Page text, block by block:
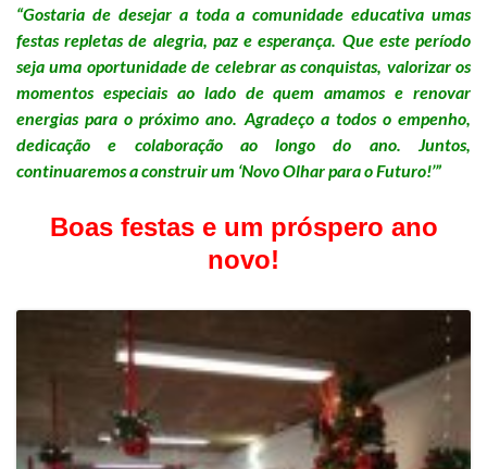
“Gostaria de desejar a toda a comunidade educativa umas
festas repletas de alegria, paz e esperança. Que este período
seja uma oportunidade de celebrar as conquistas, valorizar os
momentos especiais ao lado de quem amamos e renovar
energias para o próximo ano. Agradeço a todos o empenho,
dedicação e colaboração ao longo do ano. Juntos,
continuaremos a construir um ‘Novo Olhar para o Futuro!’”
Boas festas e um próspero ano
novo!